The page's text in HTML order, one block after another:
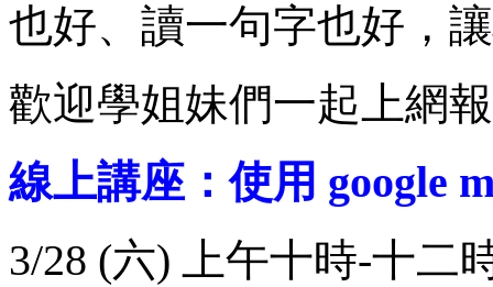
也好、讀一句字也好，
歡迎學姐妹們一起上網
線上講座：使用 google
3/28 (六) 上午十時-十二